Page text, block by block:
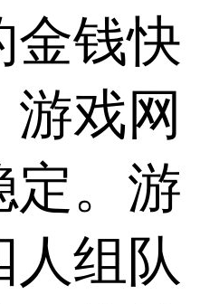
金钱快
戏网
定。游
人组队